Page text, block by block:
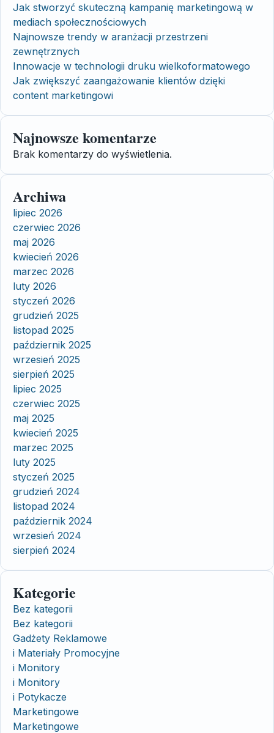
Jak stworzyć skuteczną kampanię marketingową w
mediach społecznościowych
Najnowsze trendy w aranżacji przestrzeni
zewnętrznych
Innowacje w technologii druku wielkoformatowego
Jak zwiększyć zaangażowanie klientów dzięki
content marketingowi
Najnowsze komentarze
Brak komentarzy do wyświetlenia.
Archiwa
lipiec 2026
czerwiec 2026
maj 2026
kwiecień 2026
marzec 2026
luty 2026
styczeń 2026
grudzień 2025
listopad 2025
październik 2025
wrzesień 2025
sierpień 2025
lipiec 2025
czerwiec 2025
maj 2025
kwiecień 2025
marzec 2025
luty 2025
styczeń 2025
grudzień 2024
listopad 2024
październik 2024
wrzesień 2024
sierpień 2024
Kategorie
Bez kategorii
Bez kategorii
Gadżety Reklamowe
i Materiały Promocyjne
i Monitory
i Monitory
i Potykacze
Marketingowe
Marketingowe